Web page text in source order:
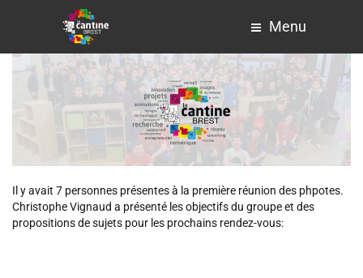
Menu
Il y avait 7 personnes présentes à la première réunion des phpotes.
Christophe Vignaud a présenté les objectifs du groupe et des
propositions de sujets pour les prochains rendez-vous: